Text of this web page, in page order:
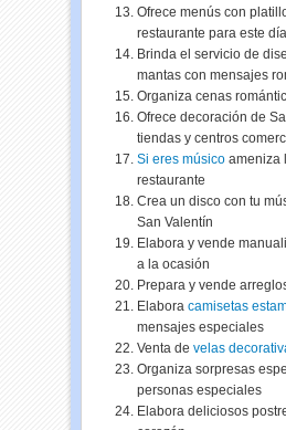
Ofrece menús con
restaurante para este día
Brinda el servicio de
mantas con mensajes
Organiza cenas
Ofrece decoración de
tiendas y centros
Si eres músico ameniza
restaurante
Crea un disco con tu
San Valentín
Elabora y vende
a la ocasión
Prepara y vende
Elaboracamisetas
mensajes especiales
Venta develas
Organiza sorpresas
personas especiales
Elabora deliciosos